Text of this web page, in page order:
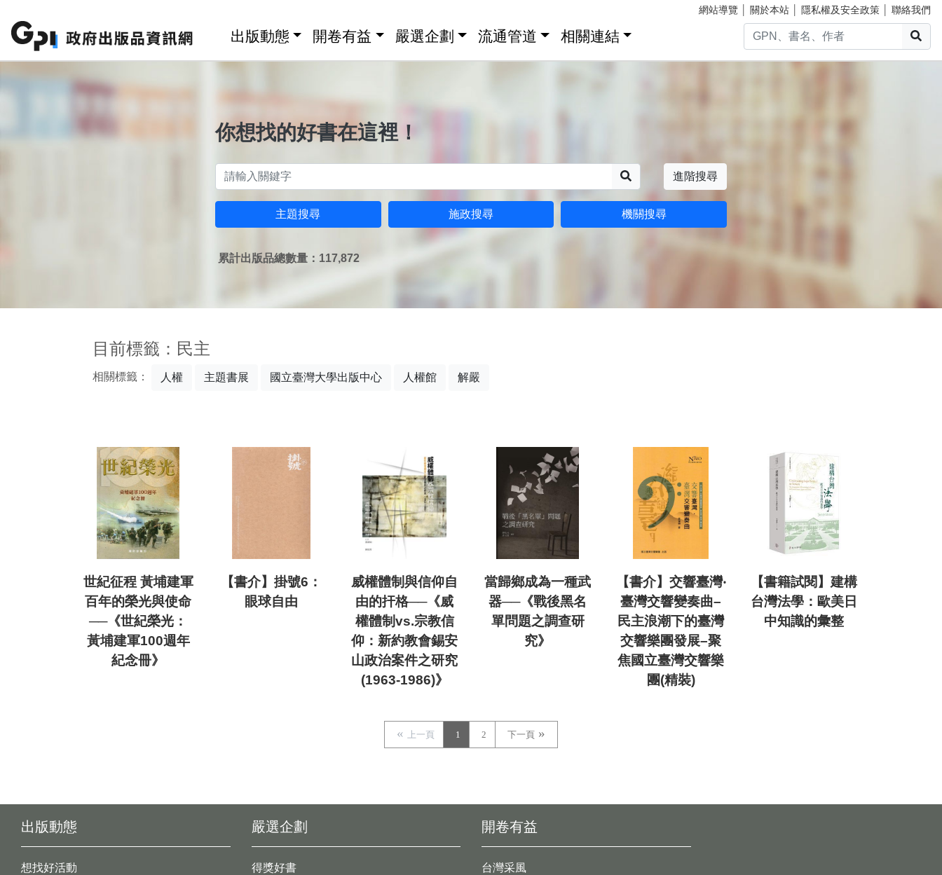
網站導覽 關於本站 隱私權及安全政策 聯絡我們
出版動態 開卷有益 嚴選企劃 流通管道 相關連結
你想找的好書在這裡！
進階搜尋
主題搜尋 施政搜尋 機關搜尋
累計出版品總數量：117,872
目前標籤：民主
相關標籤： 人權 主題書展 國立臺灣大學出版中心 人權館 解嚴
世紀征程 黃埔建軍
百年的榮光與使命
──《世紀榮光：
黃埔建軍100週年
紀念冊》
【書介】掛號6：
眼球自由
威權體制與信仰自
由的扞格──《威
權體制vs.宗教信
仰：新約教會錫安
山政治案件之研究
(1963-1986)》
當歸鄉成為一種武
器──《戰後黑名
單問題之調查研
究》
【書介】交響臺灣‧
臺灣交響變奏曲–
民主浪潮下的臺灣
交響樂團發展–聚
焦國立臺灣交響樂
團(精裝)
【書籍試閱】建構
台灣法學：歐美日
中知識的彙整
上一頁 1 2 下一頁
出版動態
想找好活動
開卷有益
台灣采風
嚴選企劃
得獎好書